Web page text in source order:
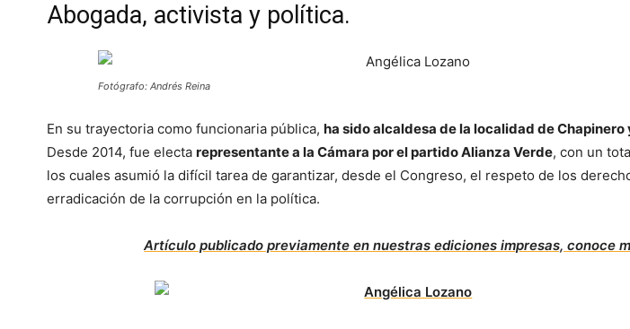
Abogada, activista y política.
Fotógrafo: Andrés Reina
En su trayectoria como funcionaria pública, ha sido alcaldesa de la localidad de
Desde 2014, fue electa representante a la Cámara por el partido Alianza Verde, con un
los cuales asumió la difícil tarea de garantizar, desde el Congreso, el respeto de los
erradicación de la corrupción en la política.
Artículo publicado previamente en nuestras ediciones impresas, conoce